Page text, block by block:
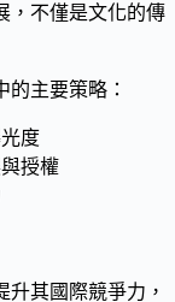
，不僅是文化的傳
主要策略：
度
授權
其國際競爭力，